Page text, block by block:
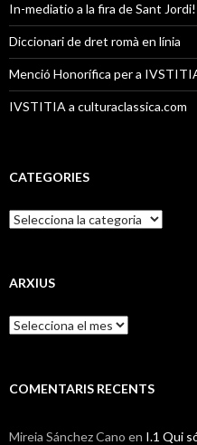
In-mediatio a la fira de Sant Jordi!
Diccionari de dret romà en línia
Menció Honorífica per a
IVSTITIA a culturaclassica.com
CATEGORIES
C
a
g
r
i
ARXIUS
A
r
u
COMENTARIS RECENTS
Mireia Sánchez Cano en I.1 Qui